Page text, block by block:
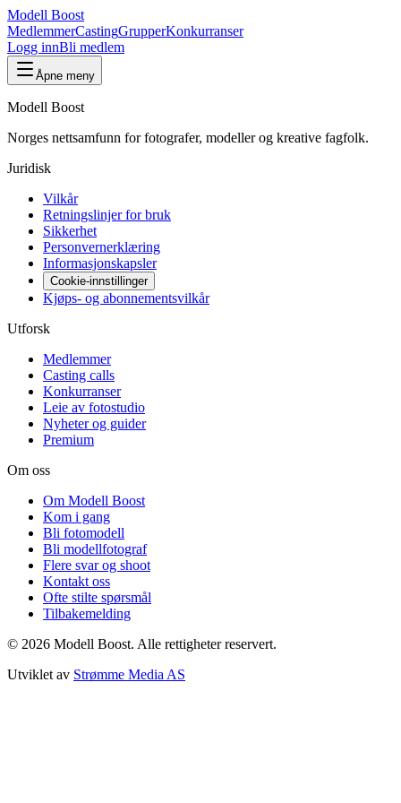
Modell Boost
MedlemmerCastingGrupperKonkurranser
Logg innBli medlem
Åpne meny
Modell Boost
Norges nettsamfunn for fotografer, modeller og kreative fagfolk.
Juridisk
Vilkår
Retningslinjer for bruk
Sikkerhet
Personvernerklæring
Informasjonskapsler
Cookie-innstillinger
Kjøps- og abonnementsvilkår
Utforsk
Medlemmer
Casting calls
Konkurranser
Leie av fotostudio
Nyheter og guider
Premium
Om oss
Om Modell Boost
Kom i gang
Bli fotomodell
Bli modellfotograf
Flere svar og shoot
Kontakt oss
Ofte stilte spørsmål
Tilbakemelding
© 2026 Modell Boost. Alle rettigheter reservert.
Utviklet av Strømme Media AS